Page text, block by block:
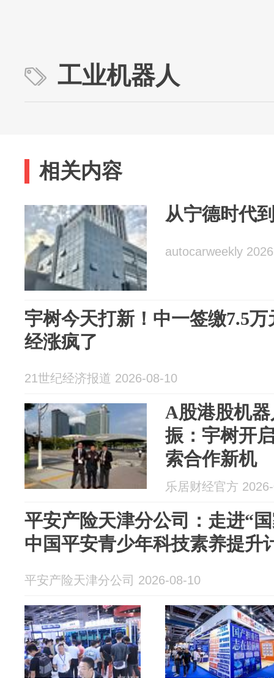
工业机器人
相关内容
从宁德时代
autocarweekly
宇树今天打新！中一签缴7.5
经涨疯了
21世纪经济报道 2026-08-10
A股港股机
振：宇树开
索合作新机
乐居财经官方
平安产险天津分公司：走进“
中国平安青少年科技素养提升
平安产险天津分公司 2026-08-10